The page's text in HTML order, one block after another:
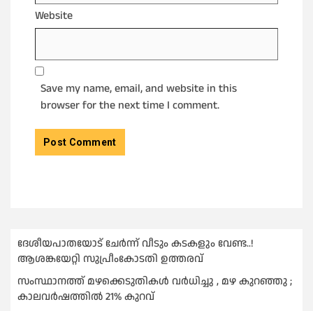
Website
Save my name, email, and website in this
browser for the next time I comment.
ദേശീയപാതയോട് ചേര്‍ന്ന് വീടും കടകളും വേണ്ട..!
ആശങ്കയേറ്റി സുപ്രീംകോടതി ഉത്തരവ്
സംസ്ഥാനത്ത് മഴക്കെടുതികള്‍ വര്‍ധിച്ചു , മഴ കുറഞ്ഞു ;
കാലവര്‍ഷത്തില്‍ 21% കുറവ്